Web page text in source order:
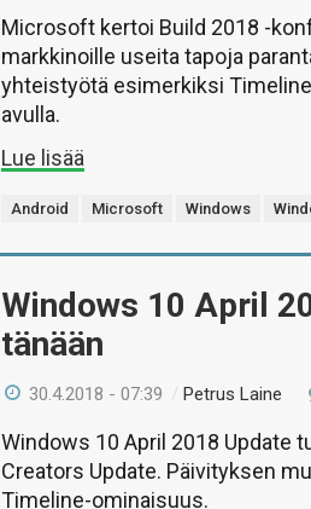
Microsoft kertoi Build 2018 -
markkinoille useita tapoja
yhteistyötä esimerkiksi
avulla.
Lue lisää
Android Microsoft Windows
Windows 10 April
tänään
30.4.2018 - 07:39 /Petrus Laine
Windows 10 April 2018 Update
Creators Update. Päivityksen
Timeline-ominaisuus.